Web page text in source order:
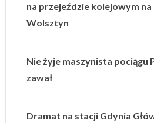
na przejeździe kolejowym na
Wolsztyn
Nie żyje maszynista pociągu
zawał
Dramat na stacji Gdynia